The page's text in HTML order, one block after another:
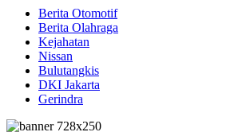
Berita Otomotif
Berita Olahraga
Kejahatan
Nissan
Bulutangkis
DKI Jakarta
Gerindra